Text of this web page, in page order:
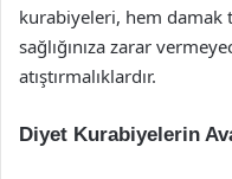
kurabiyeleri, hem damak
sağlığınıza zarar
atıştırmalıklardır.
Diyet Kurabiyelerin